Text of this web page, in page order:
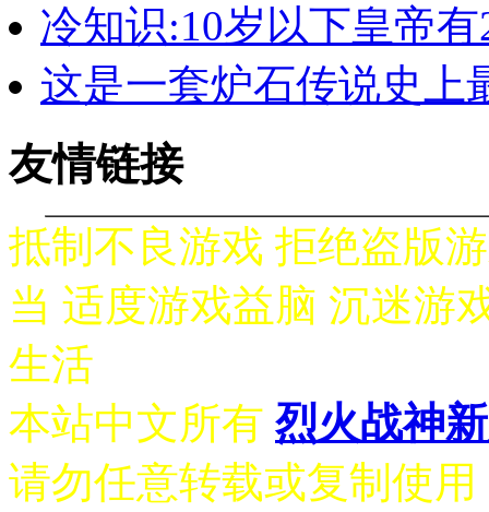
冷知识:10岁以下皇帝
这是一套炉石传说史上
友情链接
抵制不良游戏 拒绝盗版
当 适度游戏益脑 沉迷游
生活
本站中文所有 烈火战神
请勿任意转载或复制使用